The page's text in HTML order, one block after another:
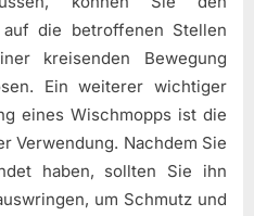
die betroffenen Stellen
kreisenden Bewegung
Ein weiterer wichtiger
eines Wischmopps ist die
Verwendung. Nachdem Sie
haben, sollten Sie ihn
um Schmutz und